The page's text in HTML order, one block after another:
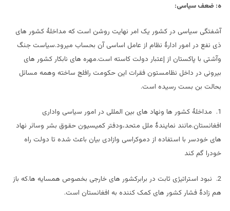
ه: ضعف سیاسی:
آشفتگی سیاسی در کشور یک امر نهایت روشن است که مداخلۀ کشور های
ذی نفع در امور ادارۀ نظام از عامل اساسی آن بحساب میرود.سیاست جنگ
وآشتی با پاکستان از إعتبار دولت کاسته است.مهره های نابکار کشور های
بیرونی در داخل نظامستون فقرات این حکومت رافلج ساخته وهمه مسائل
بحالت بن بست رسیده است.
1. مداخلۀ کشور ها ونهاد های بین المللی در امور سیاسی واداری
افغانستان.مانند نمایندۀ ملل متحد،ودفتر کمیسیون حقوق بشر وسائر نهاد
های خودسر با استفاده از دموکراسی وازادی بیان باعث شده تا دولت راه
خودرا گم کند
2. نبود استراتیژی ثابت در برابرکشور های خارجی بخصوص همسایه ها.که باز
هم زادۀ فشار کشور های کمک کننده به افغانستان است.